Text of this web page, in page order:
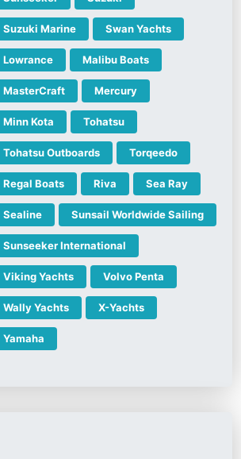
Suzuki Marine Swan Yachts
Lowrance Malibu Boats
MasterCraft Mercury
Minn Kota Tohatsu
Tohatsu Outboards Torqeedo
Regal Boats Riva Sea Ray
Sealine Sunsail Worldwide Sailing
Sunseeker International
Viking Yachts Volvo Penta
Wally Yachts X-Yachts
Yamaha